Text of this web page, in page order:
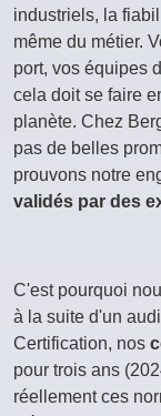
industriels, la
même du métier.
port, vos équipes
cela doit se faire
planète. Chez
pas de belles
prouvons notre
validés par des
C'est pourquoi
à la suite d'un
Certification, nos
pour trois ans
réellement ces